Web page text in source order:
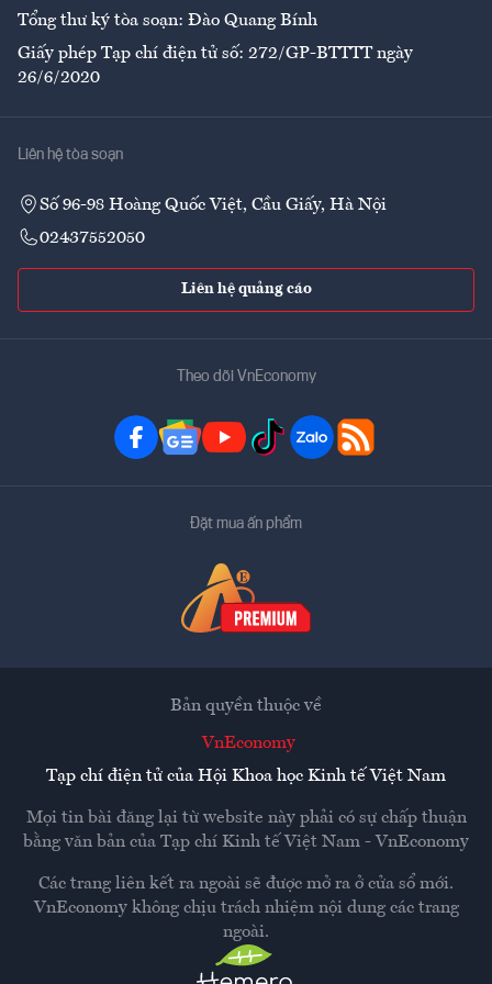
Tổng thư ký tòa soạn: Đào Quang Bính
Giấy phép Tạp chí điện tử số: 272/GP-BTTTT ngày
26/6/2020
Liên hệ tòa soạn
Số 96-98 Hoàng Quốc Việt, Cầu Giấy, Hà Nội
02437552050
Liên hệ quảng cáo
Theo dõi VnEconomy
Đặt mua ấn phẩm
Bản quyền thuộc về
VnEconomy
Tạp chí điện tử của Hội Khoa học Kinh tế Việt Nam
Mọi tin bài đăng lại từ website này phải có sự chấp thuận
bằng văn bản của Tạp chí Kinh tế Việt Nam - VnEconomy
Các trang liên kết ra ngoài sẽ được mở ra ở cửa sổ mới.
VnEconomy không chịu trách nhiệm nội dung các trang
ngoài.